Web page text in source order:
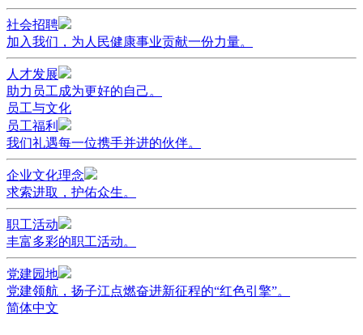
社会招聘
加入我们，为人民健康事业贡献一份力量。
人才发展
助力员工成为更好的自己。
员工与文化
员工福利
我们礼遇每一位携手并进的伙伴。
企业文化理念
求索进取，护佑众生。
职工活动
丰富多彩的职工活动。
党建园地
党建领航，扬子江点燃奋进新征程的“红色引擎”。
简体中文